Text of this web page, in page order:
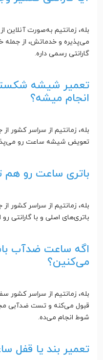
بله، زمانتیم به‌صورت
می‌پذیره و خدماتش، از جمله
گارانتی رسمی داره.
تعمیر شیشه
انجام میشه؟
بله، زمانتیم از سراسر
تعویض شیشه ساعت رو
باتری ساعت رو
بله، زمانتیم از سراسر کشور
باتری‌های اصلی و با گارانتی
اگه ساعت ضدآب
می‌کنین؟
بله، زمانتیم از سراسر
قبول می‌کنه و تست ضدآبی
شوط انجام می‌ده.
تعمیر بند یا قفل